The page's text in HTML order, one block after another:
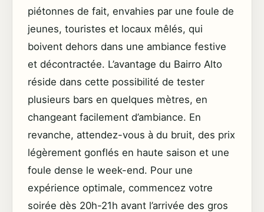
piétonnes de fait, envahies par une foule de
jeunes, touristes et locaux mêlés, qui
boivent dehors dans une ambiance festive
et décontractée. L’avantage du Bairro Alto
réside dans cette possibilité de tester
plusieurs bars en quelques mètres, en
changeant facilement d’ambiance. En
revanche, attendez-vous à du bruit, des prix
légèrement gonflés en haute saison et une
foule dense le week-end. Pour une
expérience optimale, commencez votre
soirée dès 20h-21h avant l’arrivée des gros